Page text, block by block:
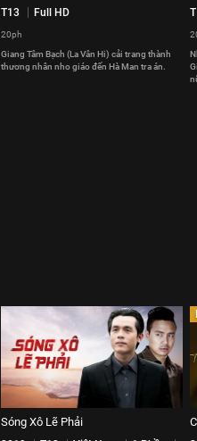
T13 Full HD
20ph
Giang Tâm Bạch (La Vân Hi) cải trang thành
thương nhân nho giáo đến Hà Man tra án.
Sóng Xô Lẽ Phải